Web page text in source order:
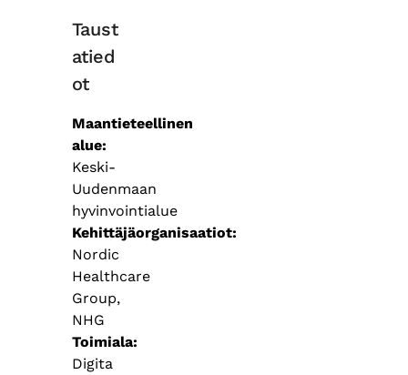
Taust
atied
ot
Maantieteellinen
alue
Keski-
Uudenmaan
hyvinvointialue
Kehittäjäorganisaatiot
Nordic
Healthcare
Group,
NHG
Toimiala
Digita